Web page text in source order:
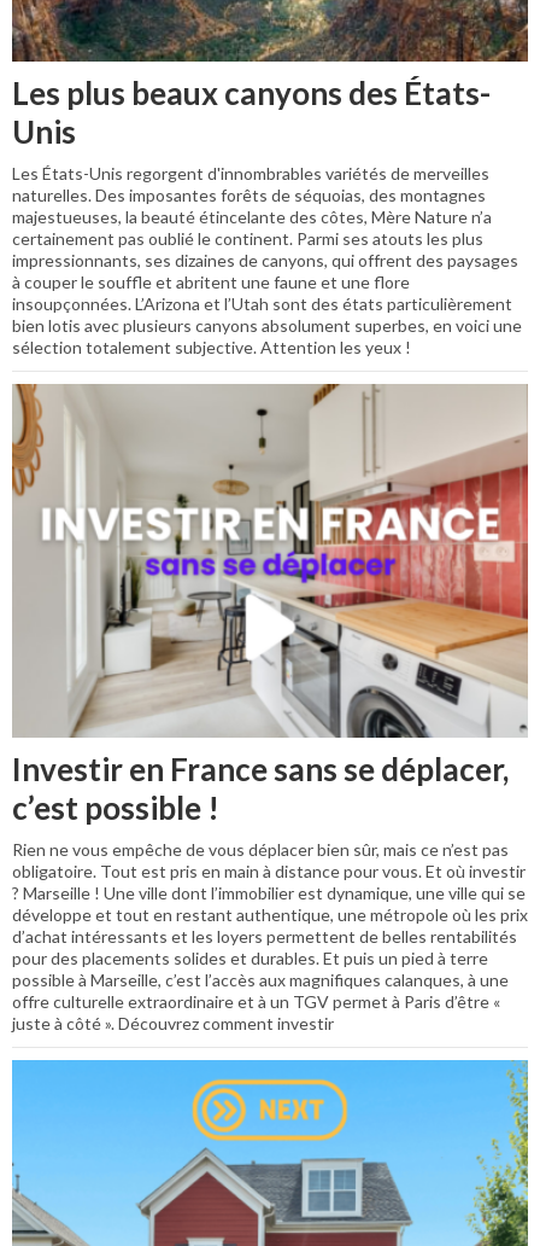
Les plus beaux canyons des États-
Unis
Les États-Unis regorgent d'innombrables variétés de merveilles
naturelles. Des imposantes forêts de séquoias, des montagnes
majestueuses, la beauté étincelante des côtes, Mère Nature n’a
certainement pas oublié le continent. Parmi ses atouts les plus
impressionnants, ses dizaines de canyons, qui offrent des paysages
à couper le souffle et abritent une faune et une flore
insoupçonnées. L’Arizona et l’Utah sont des états particulièrement
bien lotis avec plusieurs canyons absolument superbes, en voici une
sélection totalement subjective. Attention les yeux !
Investir en France sans se déplacer,
c’est possible !
Rien ne vous empêche de vous déplacer bien sûr, mais ce n’est pas
obligatoire. Tout est pris en main à distance pour vous. Et où investir
? Marseille ! Une ville dont l’immobilier est dynamique, une ville qui se
développe et tout en restant authentique, une métropole où les prix
d’achat intéressants et les loyers permettent de belles rentabilités
pour des placements solides et durables. Et puis un pied à terre
possible à Marseille, c’est l’accès aux magnifiques calanques, à une
offre culturelle extraordinaire et à un TGV permet à Paris d’être «
juste à côté ». Découvrez comment investir